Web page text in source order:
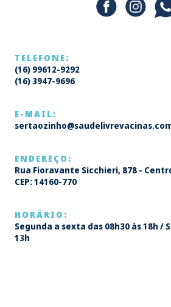
TELEFONE:
(16) 99612-9292
(16) 3947-9696
E-MAIL:
ENDEREÇO:
Rua Fioravante Sicchieri, 878 -
CEP: 14160-770
HORÁRIO:
Segunda a sexta das 08h30 às 18h /
13h